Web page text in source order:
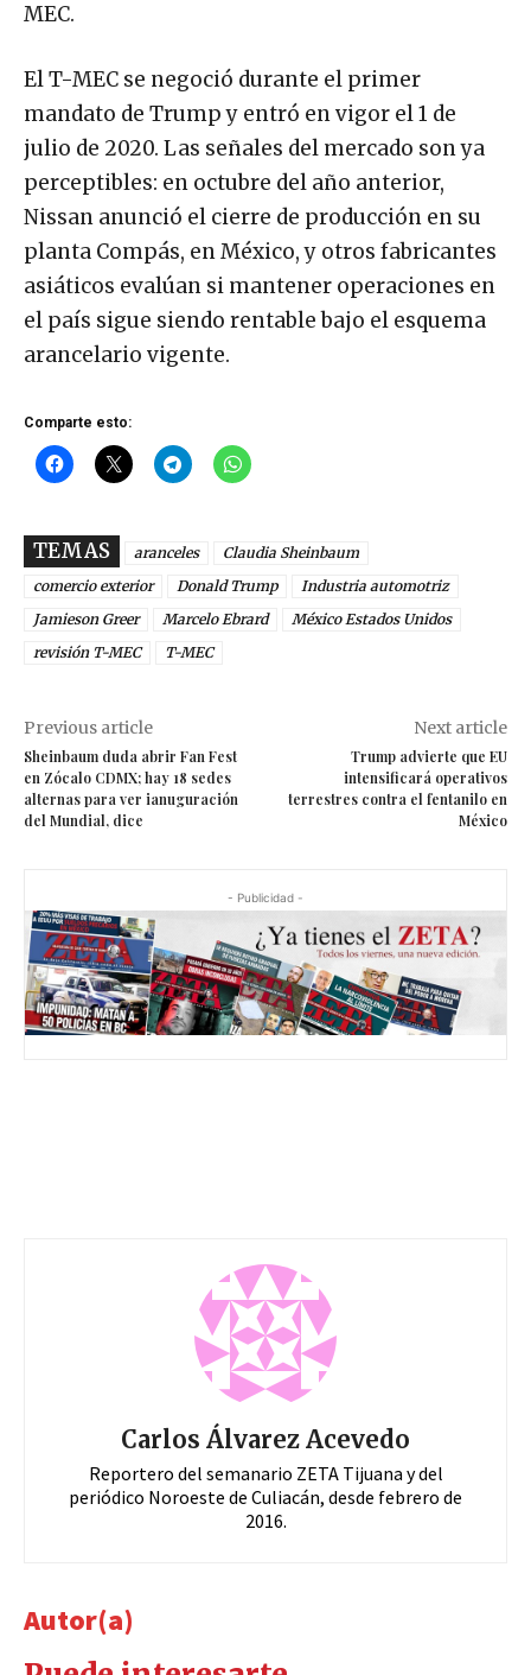
MEC.
El T-MEC se negoció durante el primer
mandato de Trump y entró en vigor el 1 de
julio de 2020. Las señales del mercado son ya
perceptibles: en octubre del año anterior,
Nissan anunció el cierre de producción en su
planta Compás, en México, y otros fabricantes
asiáticos evalúan si mantener operaciones en
el país sigue siendo rentable bajo el esquema
arancelario vigente.
Comparte esto:
TEMAS aranceles
Claudia Sheinbaum
comercio exterior
Donald Trump
Industria automotriz
Jamieson Greer
Marcelo Ebrard
México Estados Unidos
revisión T-MEC
T-MEC
Previous article
Sheinbaum duda abrir Fan Fest
en Zócalo CDMX; hay 18 sedes
alternas para ver ianuguración
del Mundial, dice
Next article
Trump advierte que EU
intensificará operativos
terrestres contra el fentanilo en
México
- Publicidad -
Carlos Álvarez Acevedo
Reportero del semanario ZETA Tijuana y del
periódico Noroeste de Culiacán, desde febrero de
2016.
Autor(a)